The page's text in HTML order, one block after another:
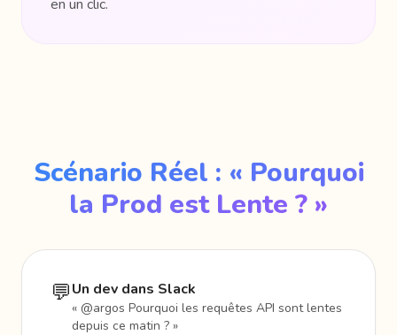
en un clic.
Scénario Réel : « Pourquoi
la Prod est Lente ? »
💬Un dev dans Slack
« @argos Pourquoi les requêtes API sont lentes
depuis ce matin ? »